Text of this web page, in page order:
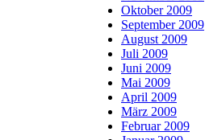
Oktober 2009
September 2009
August 2009
Juli 2009
Juni 2009
Mai 2009
April 2009
März 2009
Februar 2009